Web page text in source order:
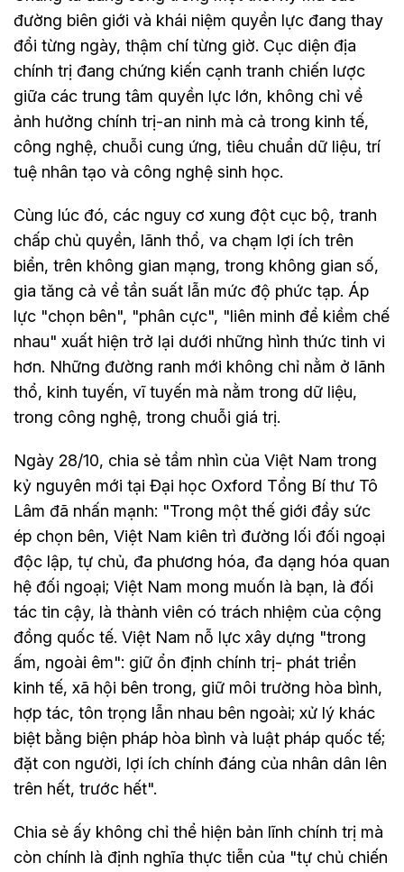
đường biên giới và khái niệm quyền lực đang thay
đổi từng ngày, thậm chí từng giờ. Cục diện địa
chính trị đang chứng kiến cạnh tranh chiến lược
giữa các trung tâm quyền lực lớn, không chỉ về
ảnh hưởng chính trị-an ninh mà cả trong kinh tế,
công nghệ, chuỗi cung ứng, tiêu chuẩn dữ liệu, trí
tuệ nhân tạo và công nghệ sinh học.
Cùng lúc đó, các nguy cơ xung đột cục bộ, tranh
chấp chủ quyền, lãnh thổ, va chạm lợi ích trên
biển, trên không gian mạng, trong không gian số,
gia tăng cả về tần suất lẫn mức độ phức tạp. Áp
lực "chọn bên", "phân cực", "liên minh để kiềm chế
nhau" xuất hiện trở lại dưới những hình thức tinh vi
hơn. Những đường ranh mới không chỉ nằm ở lãnh
thổ, kinh tuyến, vĩ tuyến mà nằm trong dữ liệu,
trong công nghệ, trong chuỗi giá trị.
Ngày 28/10, chia sẻ tầm nhìn của Việt Nam trong
kỷ nguyên mới tại Đại học Oxford Tổng Bí thư Tô
Lâm đã nhấn mạnh: "Trong một thế giới đầy sức
ép chọn bên, Việt Nam kiên trì đường lối đối ngoại
độc lập, tự chủ, đa phương hóa, đa dạng hóa quan
hệ đối ngoại; Việt Nam mong muốn là bạn, là đối
tác tin cậy, là thành viên có trách nhiệm của cộng
đồng quốc tế. Việt Nam nỗ lực xây dựng "trong
ấm, ngoài êm": giữ ổn định chính trị- phát triển
kinh tế, xã hội bên trong, giữ môi trường hòa bình,
hợp tác, tôn trọng lẫn nhau bên ngoài; xử lý khác
biệt bằng biện pháp hòa bình và luật pháp quốc tế;
đặt con người, lợi ích chính đáng của nhân dân lên
trên hết, trước hết".
Chia sẻ ấy không chỉ thể hiện bản lĩnh chính trị mà
còn chính là định nghĩa thực tiễn của "tự chủ chiến